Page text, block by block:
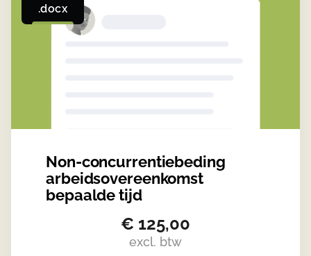
.docx
Non-concurrentiebeding
arbeidsovereenkomst
bepaalde tijd
€ 125,00
excl. btw